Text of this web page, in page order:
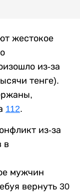
жестокое
из-за
тенге).
112.
из-за
в
мужчин
вернуть 30